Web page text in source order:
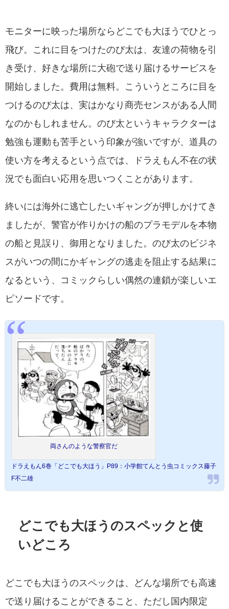
モニターに映った場所ならどこでも大ほうでひとっ
飛び。これに目をつけたのび太は、友達の荷物を引
き受け、好きな場所に大砲で送り届けるサービスを
開始しました。費用は無料。こういうところに目を
つけるのび太は、実はかなり商売センスがある人間
なのかもしれません。のび太というキャラクターは
勉強も運動も苦手という印象が強いですが、道具の
使い方を考えるという点では、ドラえもん不在の状
況でも面白い応用を思いつくことがあります。
終いには海外に逃亡したいギャングが押しかけてき
ましたが、警官が作りかけの船のプラモデルを本物
の船と見誤り、御用となりました。のび太のビジネ
スがいつの間にかギャングの逃走を阻止する結果に
なるという、コミックらしい偶然の連鎖が楽しいエ
ピソードです。
両さんのような警察官だ
ドラえもん6巻「どこでも大ほう」P89：小学館てんとう虫コミックス藤子
F不二雄
どこでも大ほうのスペックと使
いどころ
どこでも大ほうのスペックは、どんな場所でも高速
で送り届けることができること、ただし国内限定